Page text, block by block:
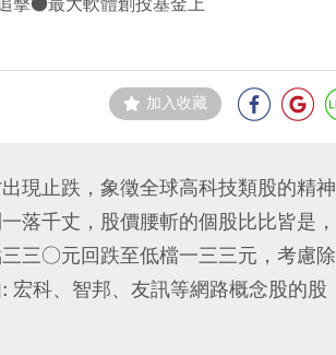
擊●最大軟體創投基金上
加入收藏
現止跌，象徵全球高科技類股的精神
落千丈，股價腰斬的個股比比皆是，
三○元回跌至低檔一三三元，考慮除
宏科、智邦、友訊等網路概念股的股